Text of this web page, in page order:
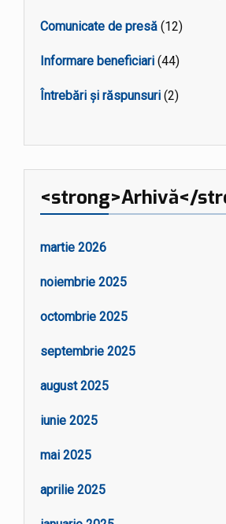
Comunicate de presă (12)
Informare beneficiari (44)
Întrebări și răspunsuri (2)
<strong>Arhivă</
martie 2026
noiembrie 2025
octombrie 2025
septembrie 2025
august 2025
iunie 2025
mai 2025
aprilie 2025